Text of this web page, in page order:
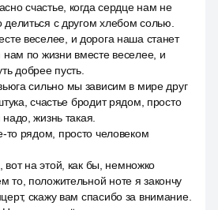
счастье, когда сердце нам не
с другом хлебом солью.
веселее, и дорога наша станет
нам по жизни вместе веселее, и
добрее пусть.
сильно мы зависим в мире друг
счастье бродит рядом, просто
жизнь такая.
то рядом, просто человеком
вот на этой, как бы, немножко
положительной ноте я закончу
скажу вам спасибо за внимание.